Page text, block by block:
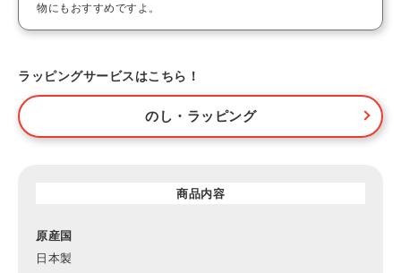
物にもおすすめですよ。
ラッピングサービスはこちら！
のし・ラッピング
商品内容
原産国
日本製